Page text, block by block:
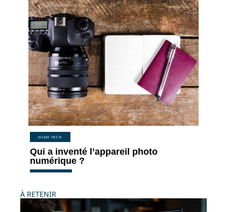
HIGH-TECH
Qui a inventé l’appareil photo
numérique ?
À RETENIR